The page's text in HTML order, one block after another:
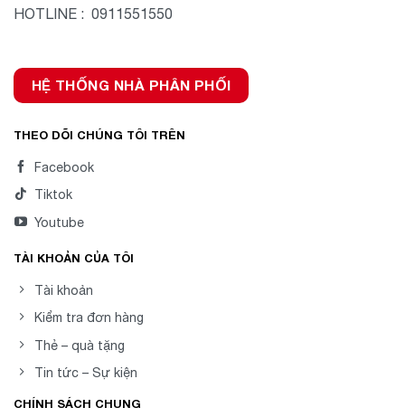
HOTLINE : 0911551550
HỆ THỐNG NHÀ PHÂN PHỐI
THEO DÕI CHÚNG TÔI TRÊN
Facebook
Tiktok
Youtube
TÀI KHOẢN CỦA TÔI
Tài khoản
Kiểm tra đơn hàng
Thẻ – quà tặng
Tin tức – Sự kiện
CHÍNH SÁCH CHUNG